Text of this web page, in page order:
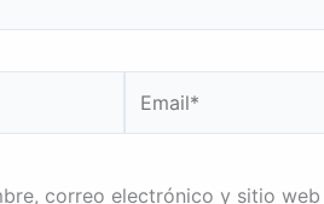
correo electrónico y sitio